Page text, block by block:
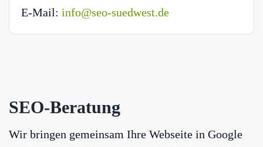
E-Mail: info@seo-suedwest.de
SEO-Beratung
Wir bringen gemeinsam Ihre Webseite in Google